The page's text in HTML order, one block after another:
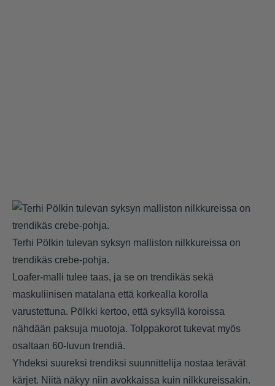
Terhi Pölkin tulevan syksyn malliston nilkkureissa on
trendikäs crebe-pohja.
Loafer-malli tulee taas, ja se on trendikäs sekä
maskuliinisen matalana että korkealla korolla
varustettuna. Pölkki kertoo, että syksyllä koroissa
nähdään paksuja muotoja. Tolppakorot tukevat myös
osaltaan 60-luvun trendiä.
Yhdeksi suureksi trendiksi suunnittelija nostaa terävät
kärjet. Niitä näkyy niin avokkaissa kuin nilkkureissakin.